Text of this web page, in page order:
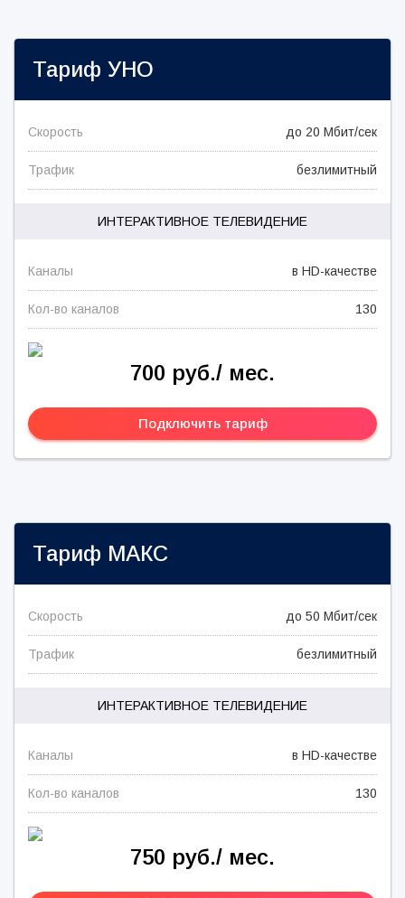
Тариф УНО
Скорость до 20 Мбит/сек
Трафик безлимитный
ИНТЕРАКТИВНОЕ ТЕЛЕВИДЕНИЕ
Каналы в HD-качестве
Кол-во каналов 130
700 руб./ мес.
Подключить тариф
Тариф МАКС
Скорость до 50 Мбит/сек
Трафик безлимитный
ИНТЕРАКТИВНОЕ ТЕЛЕВИДЕНИЕ
Каналы в HD-качестве
Кол-во каналов 130
750 руб./ мес.